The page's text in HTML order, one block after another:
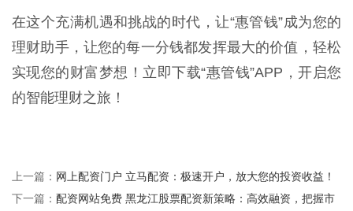
在这个充满机遇和挑战的时代，让“惠管钱”成为您的
理财助手，让您的每一分钱都发挥最大的价值，轻松
实现您的财富梦想！立即下载“惠管钱”APP，开启您
的智能理财之旅！
上一篇： 网上配资门户 立马配资：极速开户，放大您的投资收益！
下一篇： 配资网站免费 黑龙江股票配资新策略：高效融资，把握市